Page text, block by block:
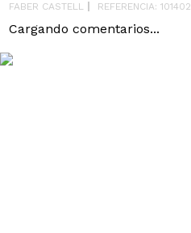
FABER CASTELL REFERENCIA:101402
Cargando comentarios...